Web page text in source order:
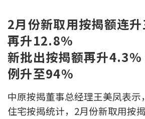
推荐齐齐友赏
按揭工具
按揭计算
转按计算
2月份新取用按揭额连升
再升12.8%
新批出按揭额再升4.3%
例升至94%
中原按揭董事总经理王美凤表示
住宅按揭统计，2月份新取用按